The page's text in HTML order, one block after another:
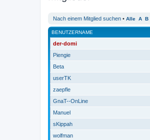
Nach einem Mitglied suchen • Alle A B
BENUTZERNAME
der-domi
Piengie
Beta
userTK
zaepfle
GnaT--OnLine
Manuel
sKippah
wolfman